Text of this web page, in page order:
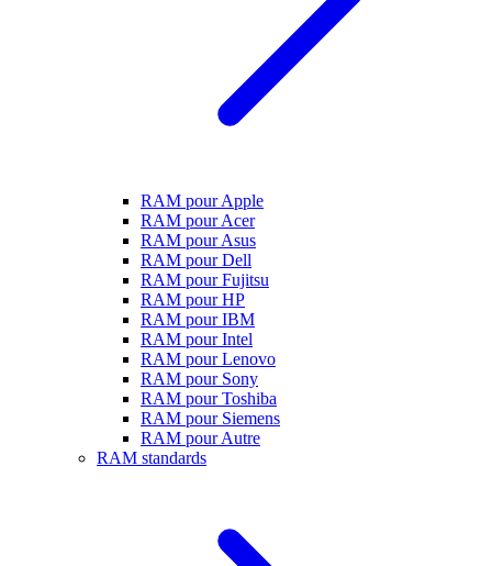
RAM pour Apple
RAM pour Acer
RAM pour Asus
RAM pour Dell
RAM pour Fujitsu
RAM pour HP
RAM pour IBM
RAM pour Intel
RAM pour Lenovo
RAM pour Sony
RAM pour Toshiba
RAM pour Siemens
RAM pour Autre
RAM standards